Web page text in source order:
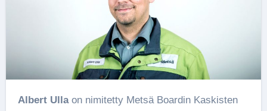
Albert Ullaon nimitetty Metsä Boardin Kaskisten